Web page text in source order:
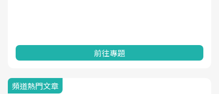
前往專題
頻道熱門文章